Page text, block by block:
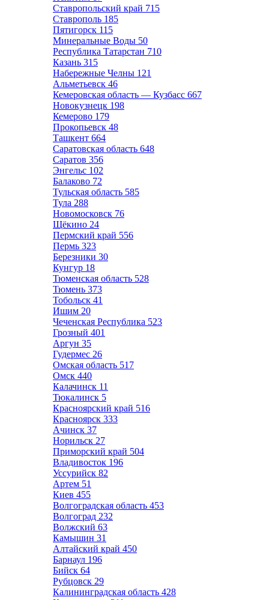
Ставропольский край 715
Ставрополь 185
Пятигорск 115
Минеральные Воды 50
Республика Татарстан 710
Казань 315
Набережные Челны 121
Альметьевск 46
Кемеровская область — Кузбасс 667
Новокузнецк 198
Кемерово 179
Прокопьевск 48
Ташкент 664
Саратовская область 648
Саратов 356
Энгельс 102
Балаково 72
Тульская область 585
Тула 288
Новомосковск 76
Щёкино 24
Пермский край 556
Пермь 323
Березники 30
Кунгур 18
Тюменская область 528
Тюмень 373
Тобольск 41
Ишим 20
Чеченская Республика 523
Грозный 401
Аргун 35
Гудермес 26
Омская область 517
Омск 440
Калачинск 11
Тюкалинск 5
Красноярский край 516
Красноярск 333
Ачинск 37
Норильск 27
Приморский край 504
Владивосток 196
Уссурийск 82
Артем 51
Киев 455
Волгоградская область 453
Волгоград 232
Волжский 63
Камышин 31
Алтайский край 450
Барнаул 196
Бийск 64
Рубцовск 29
Калининградская область 428